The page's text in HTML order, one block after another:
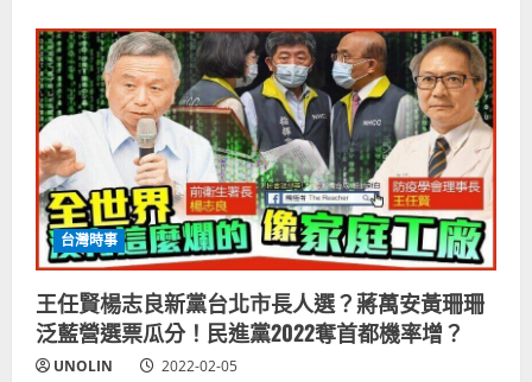
善
政
失
言
錄！
國
民
黨
桃
園
市
長
候
選
人、
韓
國
瑜
副
總
統
台灣時事
王任賢楊志良新黨台北市長人選？蔣萬安黃珊珊
泛藍營選票瓜分！民進黨2022奪首都機率增？
UNOLIN 2022-02-05